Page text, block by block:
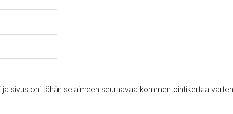
sivustoni tähän selaimeen seuraavaa kommentointikertaa varten.